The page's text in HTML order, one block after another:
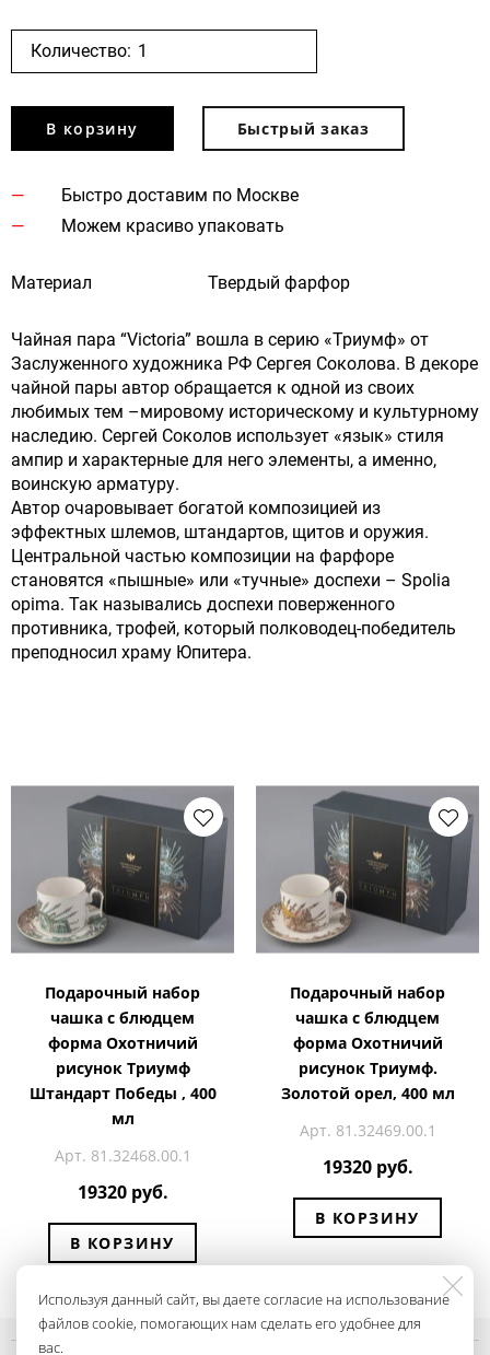
Количество:
В корзину Быстрый заказ
Быстро доставим по Москве
Можем красиво упаковать
Материал Твердый фарфор
Чайная пара “Victoria” вошла в серию «Триумф» от
Заслуженного художника РФ Сергея Соколова. В декоре
чайной пары автор обращается к одной из своих
любимых тем –мировому историческому и культурному
наследию. Сергей Соколов использует «язык» стиля
ампир и характерные для него элементы, а именно,
воинскую арматуру.
Автор очаровывает богатой композицией из
эффектных шлемов, штандартов, щитов и оружия.
Центральной частью композиции на фарфоре
становятся «пышные» или «тучные» доспехи – Spolia
opima. Так назывались доспехи поверженного
противника, трофей, который полководец-победитель
преподносил храму Юпитера.
Подарочный набор
чашка с блюдцем
форма Охотничий
рисунок Триумф
Штандарт Победы , 400
мл
Арт. 81.32468.00.1
19320 руб.
В КОРЗИНУ
Подарочный набор
чашка с блюдцем
форма Охотничий
рисунок Триумф.
Золотой орел, 400 мл
Арт. 81.32469.00.1
19320 руб.
В КОРЗИНУ
Используя данный сайт, вы даете согласие на использование
файлов cookie, помогающих нам сделать его удобнее для
вас.